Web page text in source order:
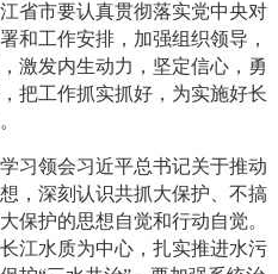
省市要认真贯彻落实党中央对
和工作安排，加强组织领导，
激发内生动力，坚定信心，勇
把工作抓实抓好，为实施好长
习领会习近平总书记关于推动
，深刻认识共抓大保护、不搞
保护的思想自觉和行动自觉。
江水质为中心，扎实推进水污